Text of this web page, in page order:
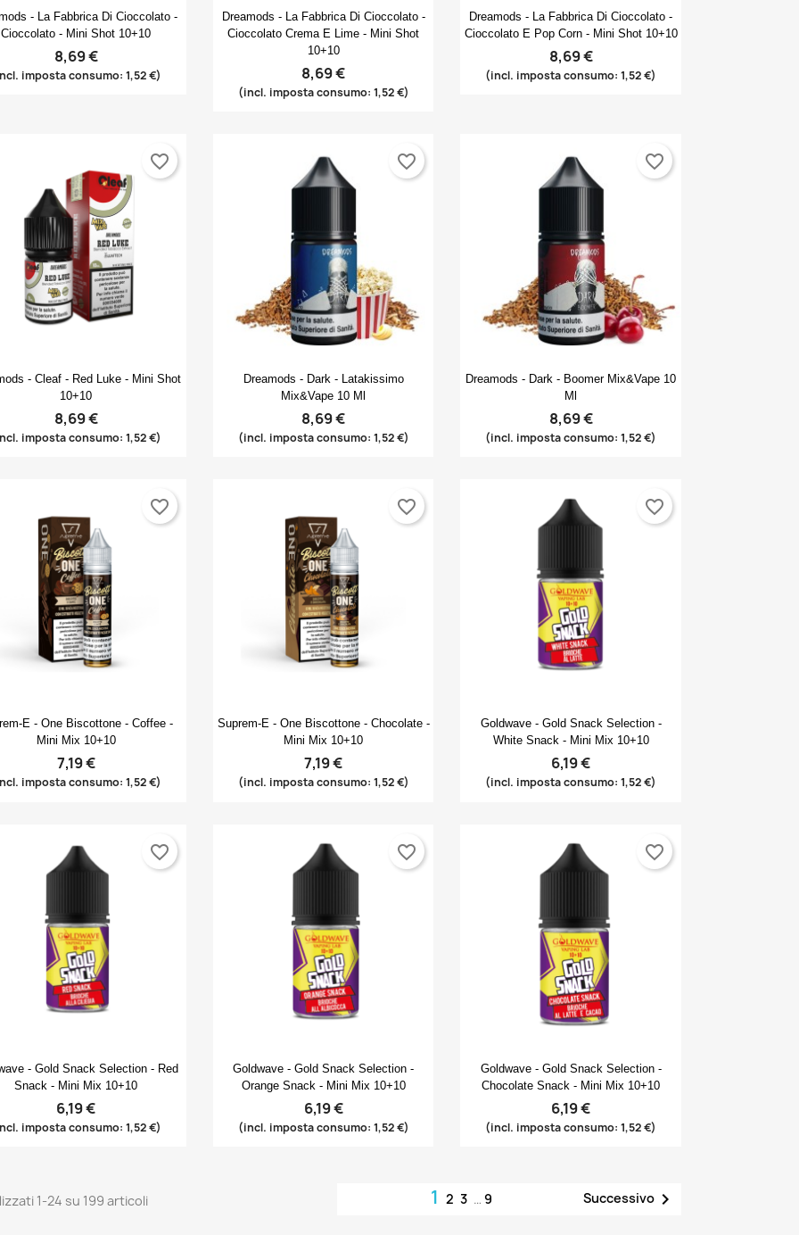
Anteprima
- La Fabbrica Di Cioccolato -
Cioccolato - Mini Shot 10+10
8,69 €
imposta consumo: 1,52 €)
Anteprima
Dreamods - La Fabbrica Di Cioccolato -
Cioccolato Crema E Lime - Mini Shot
10+10
8,69 €
(incl. imposta consumo: 1,52 €)
Anteprima
Dreamods - La Fabbrica Di Cioccolato -
Cioccolato E Pop Corn - Mini Shot 10+10
8,69 €
(incl. imposta consumo: 1,52 €)
Anteprima
- Cleaf - Red Luke - Mini Shot
10+10
8,69 €
imposta consumo: 1,52 €)
favorite_border
 Anteprima
Dreamods - Dark - Latakissimo
Mix&Vape 10 Ml
8,69 €
(incl. imposta consumo: 1,52 €)
favorite_border
Anteprima
Dreamods - Dark - Boomer Mix&Vape 10
Ml
8,69 €
(incl. imposta consumo: 1,52 €)
favorite_border
Anteprima
E - One Biscottone - Coffee -
Mini Mix 10+10
7,19 €
imposta consumo: 1,52 €)
favorite_border
Anteprima
Suprem-E - One Biscottone - Chocolate -
Mini Mix 10+10
7,19 €
(incl. imposta consumo: 1,52 €)
favorite_border
Anteprima
Goldwave - Gold Snack Selection -
White Snack - Mini Mix 10+10
6,19 €
(incl. imposta consumo: 1,52 €)
favorite_border
Anteprima
- Gold Snack Selection - Red
Snack - Mini Mix 10+10
6,19 €
imposta consumo: 1,52 €)
favorite_border
Anteprima
Goldwave - Gold Snack Selection -
Orange Snack - Mini Mix 10+10
6,19 €
(incl. imposta consumo: 1,52 €)
favorite_border
Anteprima
Goldwave - Gold Snack Selection -
Chocolate Snack - Mini Mix 10+10
6,19 €
(incl. imposta consumo: 1,52 €)
favorite_border
1-24 su 199 articoli 123 … 9 Successivo